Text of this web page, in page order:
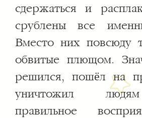
сдержаться и
срублены все
Вместо них повсюду
обвитые плющом.
решился, пошёл на
уничтожил
правильное